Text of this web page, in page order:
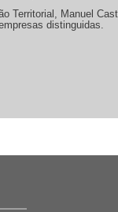
Territorial, Manuel
distinguidas.